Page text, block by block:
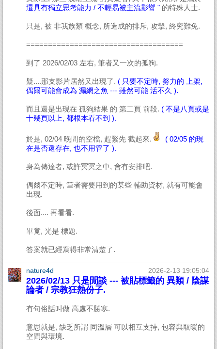
還具有獨立思考能力 / 不輕易被主流影響 " 的特殊人士.
只是, 被 非我族類 概念, 所造成的排斥, 攻擊, 終究難免.
====================================
到了 2026/02/03 左右, 筆者又一次的孤狗.
疑....那支影片居然又出現了. ( 只要不定時, 努力的 上架,
偶爾可能會成為 漏網之魚 --- 雖然可能 活不久 ).
而且還是出現在 孤狗結果 的 第二頁 前段. ( 不是八頁或是
十幾頁以上, 都根本看不到 ).
於是, 02/04 晚間的空檔, 趕緊先 截起來.
( 02/05 的現
在是否還存在, 也不用管了 ).
身為傳達者, 或許冥冥之中, 會有安排吧.
偶爾不定時, 筆者需要用到的某些 輔助資材, 就有可能會
出現.
後面.... 再看看.
畢竟, 光是 標題.
答案就已經寫得非常清楚了.
nature4d 2026-2-13 19:05:04
2026/02/13 只是閒談 --- 被貼標籤的 異類 / 陰謀
論者 / 宗教狂熱份子.
有句俗話叫做 高處不勝寒.
意思就是, 缺乏所謂 同溫層 可以相互支持, 包容與取暖的
空間與環境.